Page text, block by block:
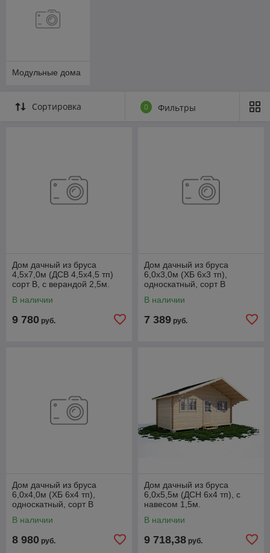
Модульные дома
Сортировка 0 Фильтры
Дом дачный из бруса
4,5х7,0м (ДСВ 4,5х4,5 тп)
сорт В, с верандой 2,5м.
В наличии
9 780 руб.
Дом дачный из бруса
6,0х3,0м (ХБ 6х3 тп),
односкатный, сорт В
В наличии
7 389 руб.
Дом дачный из бруса
6,0х4,0м (ХБ 6х4 тп),
односкатный, сорт В
В наличии
8 980 руб.
Дом дачный из бруса
6,0х5,5м (ДСН 6х4 тп), с
навесом 1,5м.
В наличии
9 718,38 руб.